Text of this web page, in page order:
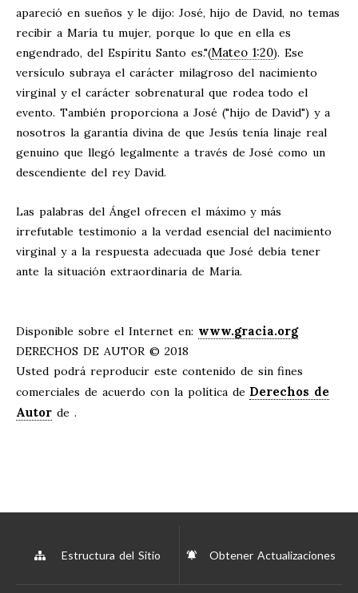
apareció en sueños y le dijo: José, hijo de David, no temas
recibir a María tu mujer, porque lo que en ella es
engendrado, del Espíritu Santo es."(Mateo 1:20). Ese
versículo subraya el carácter milagroso del nacimiento
virginal y el carácter sobrenatural que rodea todo el
evento. También proporciona a José ("hijo de David") y a
nosotros la garantía divina de que Jesús tenía linaje real
genuino que llegó legalmente a través de José como un
descendiente del rey David.
Las palabras del Ángel ofrecen el máximo y más
irrefutable testimonio a la verdad esencial del nacimiento
virginal y a la respuesta adecuada que José debía tener
ante la situación extraordinaria de María.
Disponible sobre el Internet en: www.gracia.org
DERECHOS DE AUTOR © 2018
Usted podrá reproducir este contenido de sin fines
comerciales de acuerdo con la política de Derechos de
Autor de .
Estructura del Sitio Obtener Actualizaciones